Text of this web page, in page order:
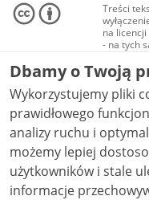
Treści
na
- na tych
Materiały
audio i
Creative
NC-ND
Dbamy o Twoją
Wykorzystujemy pliki
prawidłowego
analizy ruchu i optymalizacji
możemy lepiej
użytkowników i stale
informacje